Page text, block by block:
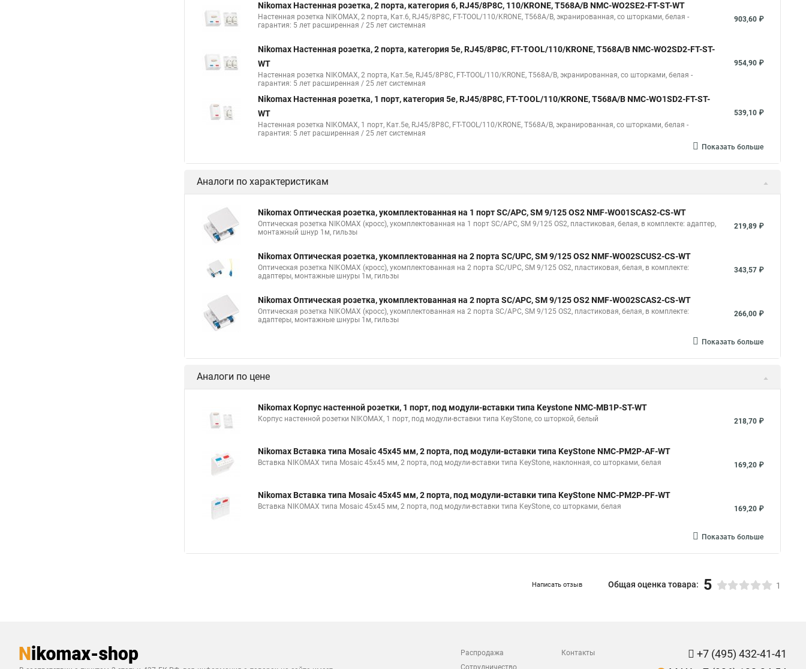
Nikomax Настенная розетка, 2 порта, категория 6, RJ45/8P8C, 110/KRONE, T568A/B NMC-WO2SE2-FT-ST-WT
Настенная розетка NIKOMAX, 2 порта, Кат.6, RJ45/8P8C, FT-TOOL/110/KRONE, T568A/B, экранированная, со шторками, белая -
гарантия: 5 лет расширенная / 25 лет системная
903,60 ₽
Nikomax Настенная розетка, 2 порта, категория 5е, RJ45/8P8C, FT-TOOL/110/KRONE, T568A/B NMC-WO2SD2-FT-ST-
WT
Настенная розетка NIKOMAX, 2 порта, Кат.5e, RJ45/8P8C, FT-TOOL/110/KRONE, T568A/B, экранированная, со шторками, белая -
гарантия: 5 лет расширенная / 25 лет системная
954,90 ₽
Nikomax Настенная розетка, 1 порт, категория 5е, RJ45/8P8C, FT-TOOL/110/KRONE, T568A/B NMC-WO1SD2-FT-ST-
WT
Настенная розетка NIKOMAX, 1 порт, Кат.5e, RJ45/8P8C, FT-TOOL/110/KRONE, T568A/B, экранированная, со шторками, белая -
гарантия: 5 лет расширенная / 25 лет системная
539,10 ₽
Показать больше
Аналоги по характеристикам
Nikomax Оптическая розетка, укомплектованная на 1 порт SC/APC, SM 9/125 OS2 NMF-WO01SCAS2-CS-WT
Оптическая розетка NIKOMAX (кросс), укомплектованная на 1 порт SC/APC, SM 9/125 OS2, пластиковая, белая, в комплекте: адаптер,
монтажный шнур 1м, гильзы
219,89 ₽
Nikomax Оптическая розетка, укомплектованная на 2 порта SC/UPC, SM 9/125 OS2 NMF-WO02SCUS2-CS-WT
Оптическая розетка NIKOMAX (кросс), укомплектованная на 2 порта SC/UPC, SM 9/125 OS2, пластиковая, белая, в комплекте:
адаптеры, монтажные шнуры 1м, гильзы
343,57 ₽
Nikomax Оптическая розетка, укомплектованная на 2 порта SC/APC, SM 9/125 OS2 NMF-WO02SCAS2-CS-WT
Оптическая розетка NIKOMAX (кросс), укомплектованная на 2 порта SC/APC, SM 9/125 OS2, пластиковая, белая, в комплекте:
адаптеры, монтажные шнуры 1м, гильзы
266,00 ₽
Показать больше
Аналоги по цене
Nikomax Корпус настенной розетки, 1 порт, под модули-вставки типа Keystone NMC-MB1P-ST-WT
Корпус настенной розетки NIKOMAX, 1 порт, под модули-вставки типа KeyStone, со шторкой, белый 218,70 ₽
Nikomax Вставка типа Mosaic 45x45 мм, 2 порта, под модули-вставки типа KeyStone NMC-PM2P-AF-WT
Вставка NIKOMAX типа Mosaic 45x45 мм, 2 порта, под модули-вставки типа KeyStone, наклонная, со шторками, белая 169,20 ₽
Nikomax Вставка типа Mosaic 45x45 мм, 2 порта, под модули-вставки типа KeyStone NMC-PM2P-PF-WT
Вставка NIKOMAX типа Mosaic 45x45 мм, 2 порта, под модули-вставки типа KeyStone, со шторками, белая 169,20 ₽
Показать больше
Написать отзыв Общая оценка товара: 5 1
Распродажа
Сотрудничество
Контакты
+7 (495) 432-41-41